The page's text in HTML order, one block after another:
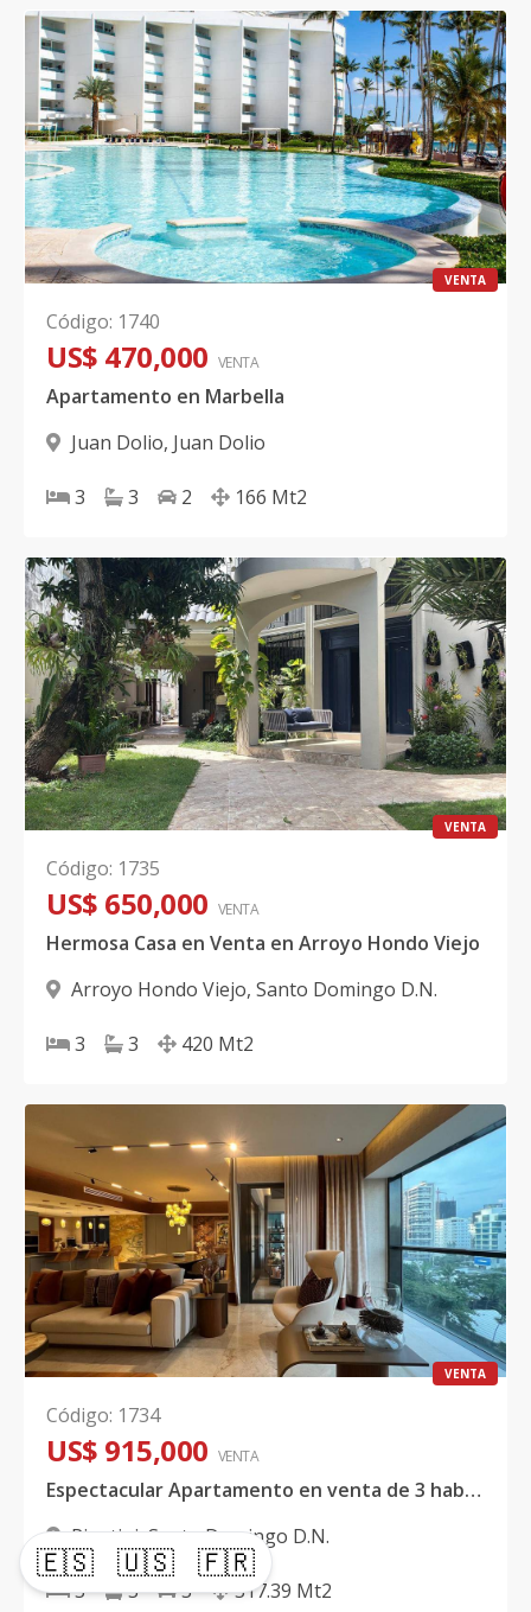
🇪🇸 🇺🇸 🇫🇷
VENTA
Código: 1740
US$ 470,000 VENTA
Apartamento en Marbella
Juan Dolio, Juan Dolio
3 3 2 166 Mt2
VENTA
Código: 1735
US$ 650,000 VENTA
Hermosa Casa en Venta en Arroyo Hondo Viejo
Arroyo Hondo Viejo, Santo Domingo D.N.
3 3 420 Mt2
VENTA
Código: 1734
US$ 915,000 VENTA
Espectacular Apartamento en venta de 3 habitaciones, Piantini
Piantini,Santo Domingo D.N.
3 3 3 317.39 Mt2